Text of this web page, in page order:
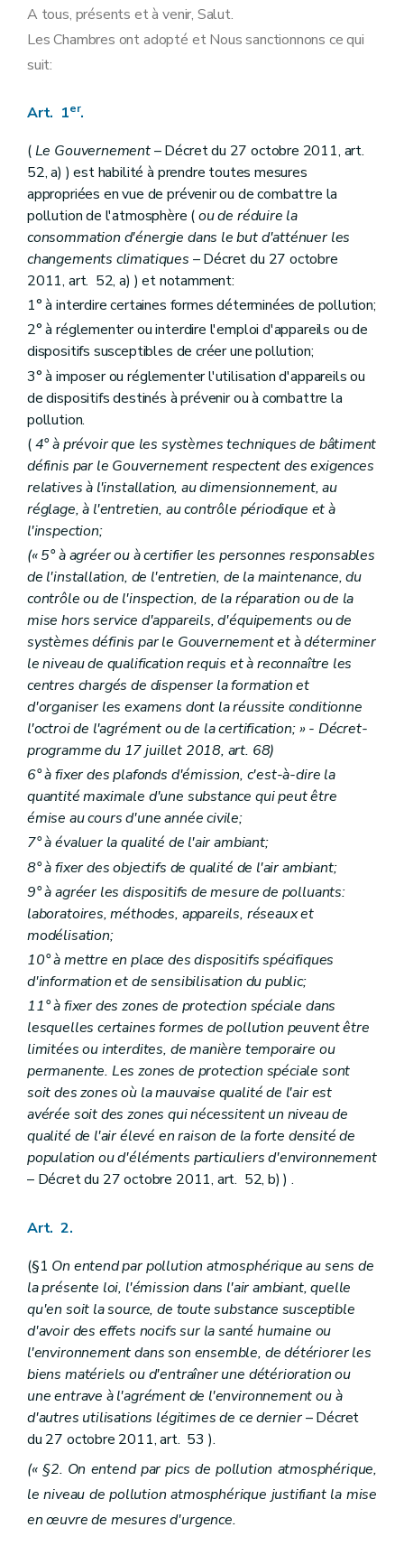
A tous, présents et à venir, Salut.
Les Chambres ont adopté et Nous sanctionnons ce qui
suit:
Art. 1er.
(Le Gouvernement– Décret du 27 octobre 2011, art.
52, a) ) est habilité à prendre toutes mesures
appropriées en vue de prévenir ou de combattre la
pollution de l'atmosphère (ou de réduire la
consommation d'énergie dans le but d'atténuer les
changements climatiques – Décret du 27 octobre
2011, art. 52, a) ) et notamment:
1° à interdire certaines formes déterminées de pollution;
2° à réglementer ou interdire l'emploi d'appareils ou de
dispositifs susceptibles de créer une pollution;
3° à imposer ou réglementer l'utilisation d'appareils ou
de dispositifs destinés à prévenir ou à combattre la
pollution.
(4° à prévoir que les systèmes techniques de bâtiment
définis par le Gouvernement respectent des exigences
relatives à l'installation, au dimensionnement, au
réglage, à l'entretien, au contrôle périodique et à
l'inspection;
(« 5° à agréer ou à certifier les personnes responsables
de l'installation, de l'entretien, de la maintenance, du
contrôle ou de l'inspection, de la réparation ou de la
mise hors service d'appareils, d'équipements ou de
systèmes définis par le Gouvernement et à déterminer
le niveau de qualification requis et à reconnaître les
centres chargés de dispenser la formation et
d'organiser les examens dont la réussite conditionne
l'octroi de l'agrément ou de la certification; » - Décret-
programme du 17 juillet 2018, art. 68)
6° à fixer des plafonds d'émission, c'est-à-dire la
quantité maximale d'une substance qui peut être
émise au cours d'une année civile;
7° à évaluer la qualité de l'air ambiant;
8° à fixer des objectifs de qualité de l'air ambiant;
9° à agréer les dispositifs de mesure de polluants:
laboratoires, méthodes, appareils, réseaux et
modélisation;
10° à mettre en place des dispositifs spécifiques
d'information et de sensibilisation du public;
11° à fixer des zones de protection spéciale dans
lesquelles certaines formes de pollution peuvent être
limitées ou interdites, de manière temporaire ou
permanente. Les zones de protection spéciale sont
soit des zones où la mauvaise qualité de l'air est
avérée soit des zones qui nécessitent un niveau de
qualité de l'air élevé en raison de la forte densité de
population ou d'éléments particuliers d'environnement
– Décret du 27 octobre 2011, art. 52, b) ) .
Art. 2.
(§1 On entend par pollution atmosphérique au sens de
la présente loi, l'émission dans l'air ambiant, quelle
qu'en soit la source, de toute substance susceptible
d'avoir des effets nocifs sur la santé humaine ou
l'environnement dans son ensemble, de détériorer les
biens matériels ou d'entraîner une détérioration ou
une entrave à l'agrément de l'environnement ou à
d'autres utilisations légitimes de ce dernier– Décret
du 27 octobre 2011, art. 53 ).
(« §2. On entend par pics de pollution atmosphérique,
le niveau de pollution atmosphérique justifiant la mise
en œuvre de mesures d'urgence.